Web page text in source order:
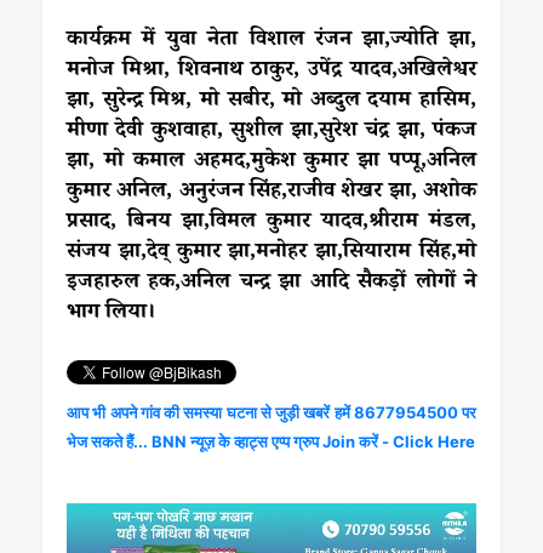
कार्यक्रम में युवा नेता विशाल रंजन झा,ज्योति झा,
मनोज मिश्रा, शिवनाथ ठाकुर, उपेंद्र यादव,अखिलेश्वर
झा, सुरेन्द्र मिश्र, मो सबीर, मो अब्दुल दयाम हासिम,
मीणा देवी कुशवाहा, सुशील झा,सुरेश चंद्र झा, पंकज
झा, मो कमाल अहमद,मुकेश कुमार झा पप्पू,अनिल
कुमार अनिल, अनुरंजन सिंह,राजीव शेखर झा, अशोक
प्रसाद, बिनय झा,विमल कुमार यादव,श्रीराम मंडल,
संजय झा,देव् कुमार झा,मनोहर झा,सियाराम सिंह,मो
इजहारुल हक,अनिल चन्द्र झा आदि सैकड़ों लोगों ने
भाग लिया।
आप भी अपने गांव की समस्या घटना से जुड़ी खबरें हमें 8677954500 पर
भेज सकते हैं... BNN न्यूज़ के व्हाट्स एप्प ग्रुप Join करें - Click Here